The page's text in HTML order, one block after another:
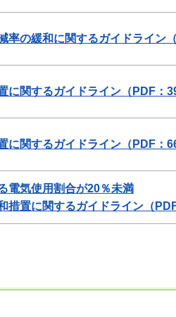
率の緩和に関するガイドライン
に関するガイドライン（PDF：
に関するガイドライン（PDF：
電気使用割合が20％未満
措置に関するガイドライン（